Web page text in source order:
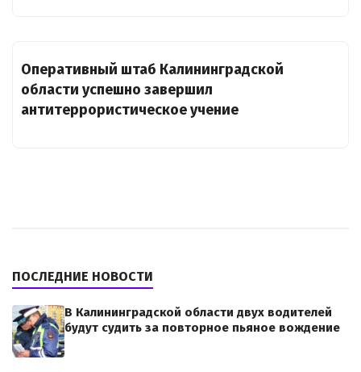
Оперативный штаб Калининградской
области успешно завершил
антитеррористическое учение
ПОСЛЕДНИЕ НОВОСТИ
В Калининградской области двух водителей
будут судить за повторное пьяное вождение